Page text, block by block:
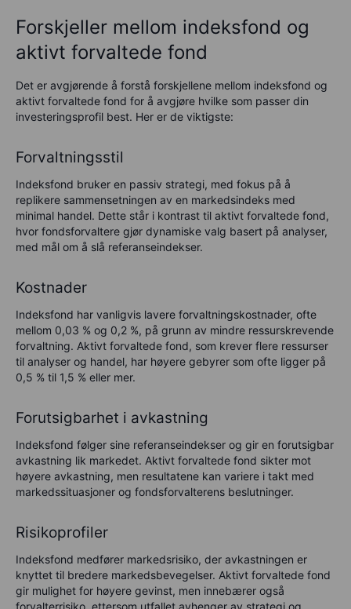
Forskjeller mellom indeksfond og
aktivt forvaltede fond
Det er avgjørende å forstå forskjellene mellom indeksfond og
aktivt forvaltede fond for å avgjøre hvilke som passer din
investeringsprofil best. Her er de viktigste:
Forvaltningsstil
Indeksfond bruker en passiv strategi, med fokus på å
replikere sammensetningen av en markedsindeks med
minimal handel. Dette står i kontrast til aktivt forvaltede fond,
hvor fondsforvaltere gjør dynamiske valg basert på analyser,
med mål om å slå referanseindekser.
Kostnader
Indeksfond har vanligvis lavere forvaltningskostnader, ofte
mellom 0,03 % og 0,2 %, på grunn av mindre ressurskrevende
forvaltning. Aktivt forvaltede fond, som krever flere ressurser
til analyser og handel, har høyere gebyrer som ofte ligger på
0,5 % til 1,5 % eller mer.
Forutsigbarhet i avkastning
Indeksfond følger sine referanseindekser og gir en forutsigbar
avkastning lik markedet. Aktivt forvaltede fond sikter mot
høyere avkastning, men resultatene kan variere i takt med
markedssituasjoner og fondsforvalterens beslutninger.
Risikoprofiler
Indeksfond medfører markedsrisiko, der avkastningen er
knyttet til bredere markedsbevegelser. Aktivt forvaltede fond
gir mulighet for høyere gevinst, men innebærer også
forvalterrisiko, ettersom utfallet avhenger av strategi og